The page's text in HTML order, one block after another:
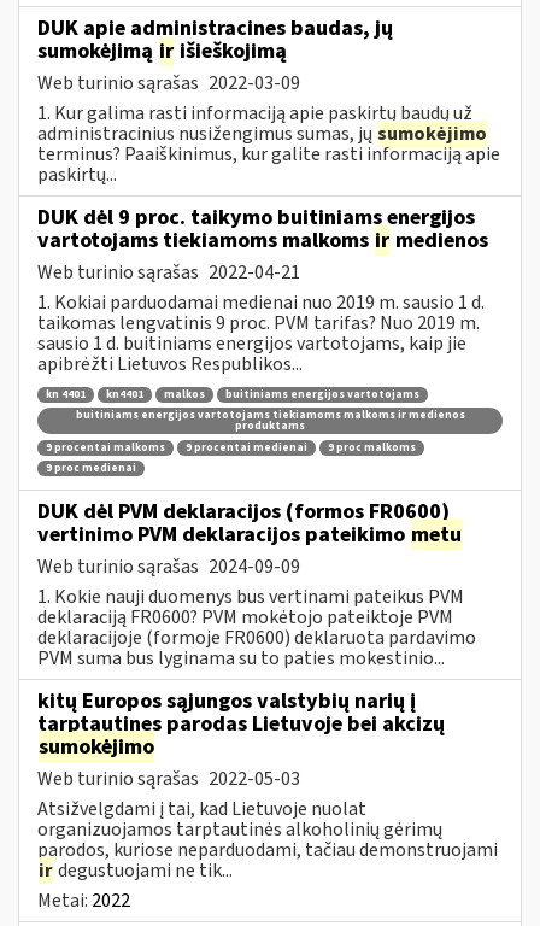
DUK apie administracines baudas, jų
sumokėjimą ir išieškojimą
Web turinio sąrašas 2022-03-09
1. Kur galima rasti informaciją apie paskirtų baudų už
administracinius nusižengimus sumas, jų sumokėjimo
terminus? Paaiškinimus, kur galite rasti informaciją apie
paskirtų...
DUK dėl 9 proc. taikymo buitiniams energijos
vartotojams tiekiamoms malkoms ir medienos
Web turinio sąrašas 2022-04-21
1. Kokiai parduodamai medienai nuo 2019 m. sausio 1 d.
taikomas lengvatinis 9 proc. PVM tarifas? Nuo 2019 m.
sausio 1 d. buitiniams energijos vartotojams, kaip jie
apibrėžti Lietuvos Respublikos...
kn 4401 kn4401 malkos
buitiniams energijos vartotojams
buitiniams energijos vartotojams tiekiamoms malkoms ir medienos
produktams
9 procentai malkoms
9 procentai medienai
9 proc malkoms
9 proc medienai
DUK dėl PVM deklaracijos (formos FR0600)
vertinimo PVM deklaracijos pateikimo metu
Web turinio sąrašas 2024-09-09
1. Kokie nauji duomenys bus vertinami pateikus PVM
deklaraciją FR0600? PVM mokėtojo pateiktoje PVM
deklaracijoje (formoje FR0600) deklaruota pardavimo
PVM suma bus lyginama su to paties mokestinio...
kitų Europos sąjungos valstybių narių į
tarptautines parodas Lietuvoje bei akcizų
sumokėjimo
Web turinio sąrašas 2022-05-03
Atsižvelgdami į tai, kad Lietuvoje nuolat
organizuojamos tarptautinės alkoholinių gėrimų
parodos, kuriose neparduodami, tačiau demonstruojami
irdegustuojami ne tik...
Metai: 2022